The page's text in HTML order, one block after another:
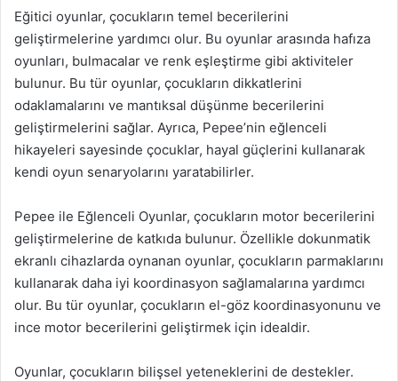
Eğitici oyunlar, çocukların temel becerilerini
geliştirmelerine yardımcı olur. Bu oyunlar arasında hafıza
oyunları, bulmacalar ve renk eşleştirme gibi aktiviteler
bulunur. Bu tür oyunlar, çocukların dikkatlerini
odaklamalarını ve mantıksal düşünme becerilerini
geliştirmelerini sağlar. Ayrıca, Pepee’nin eğlenceli
hikayeleri sayesinde çocuklar, hayal güçlerini kullanarak
kendi oyun senaryolarını yaratabilirler.
Pepee ile Eğlenceli Oyunlar, çocukların motor becerilerini
geliştirmelerine de katkıda bulunur. Özellikle dokunmatik
ekranlı cihazlarda oynanan oyunlar, çocukların parmaklarını
kullanarak daha iyi koordinasyon sağlamalarına yardımcı
olur. Bu tür oyunlar, çocukların el-göz koordinasyonunu ve
ince motor becerilerini geliştirmek için idealdir.
Oyunlar, çocukların bilişsel yeteneklerini de destekler.